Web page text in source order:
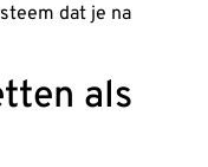
dat je na
als